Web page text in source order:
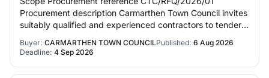
Procurement description Carmarthen Town Council invites
suitably qualified and experienced contractors to tender
Buyer: CARMARTHEN TOWN COUNCILPublished: 6 Aug 2026
Deadline: 4 Sep 2026